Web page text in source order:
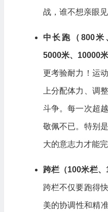
战，谁不想亲眼
中长跑（800米
5000米、10000米
更考验耐力！运
上分配体力、调
斗争。每一次超
敬佩不已。特别
大的意志力才能完
跨栏（100米栏、
跨栏不仅要跑得
美的协调性和精